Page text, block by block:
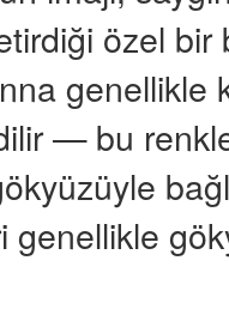
özel
genellikle
— bu
genellikle